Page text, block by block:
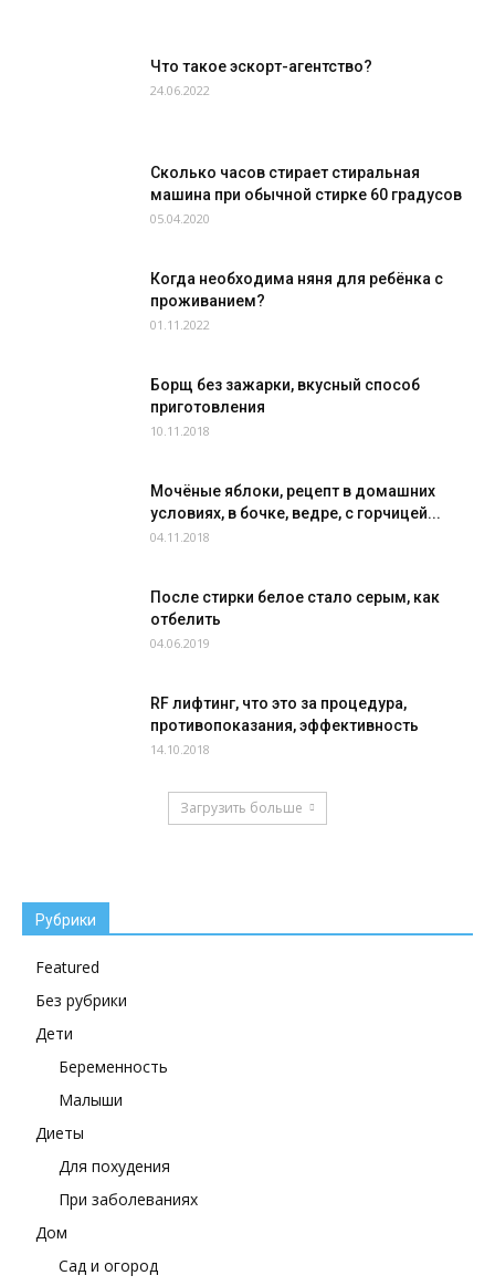
Что такое эскорт-агентство?
24.06.2022
Сколько часов стирает стиральная
машина при обычной стирке 60 градусов
05.04.2020
Когда необходима няня для ребёнка с
проживанием?
01.11.2022
Борщ без зажарки, вкусный способ
приготовления
10.11.2018
Мочёные яблоки, рецепт в домашних
условиях, в бочке, ведре, с горчицей...
04.11.2018
После стирки белое стало серым, как
отбелить
04.06.2019
RF лифтинг, что это за процедура,
противопоказания, эффективность
14.10.2018
Загрузить больше
Рубрики
Featured
Без рубрики
Дети
Беременность
Малыши
Диеты
Для похудения
При заболеваниях
Дом
Сад и огород